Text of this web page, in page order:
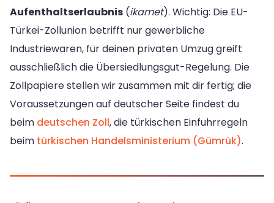
Aufenthaltserlaubnis (ikamet). Wichtig: Die EU-
Türkei-Zollunion betrifft nur gewerbliche
Industriewaren, für deinen privaten Umzug greift
ausschließlich die Übersiedlungsgut-Regelung. Die
Zollpapiere stellen wir zusammen mit dir fertig; die
Voraussetzungen auf deutscher Seite findest du
beim deutschen Zoll, die türkischen Einfuhrregeln
beim türkischen Handelsministerium (Gümrük).